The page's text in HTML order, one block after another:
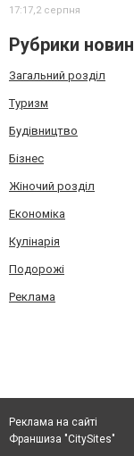
17:17,2 серпня
Рубрики новин
Загальний розділ
Туризм
Будівництво
Бізнес
Жіночий розділ
Економіка
Кулінарія
Подорожі
Реклама
Реклама на сайті
Франшиза "CitySites"